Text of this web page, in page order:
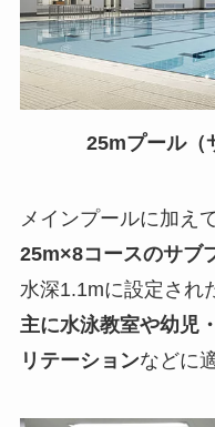
25mプール（
メインプールに加え
25m×8コースのサブ
水深1.1mに設定され
主に水泳教室や幼児
リテーションなどに